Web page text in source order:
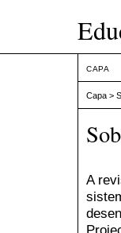
CAPA
Capa >
A